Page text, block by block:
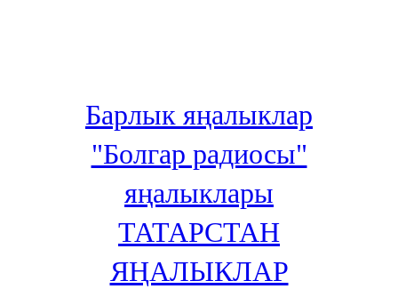
100,3 FM
106,6 FM
Кадыбаш
105,2 FM
Барлык яңалыклар
"Болгар радиосы"
яңалыклары
ТАТАРСТАН
ЯҢАЛЫКЛАР